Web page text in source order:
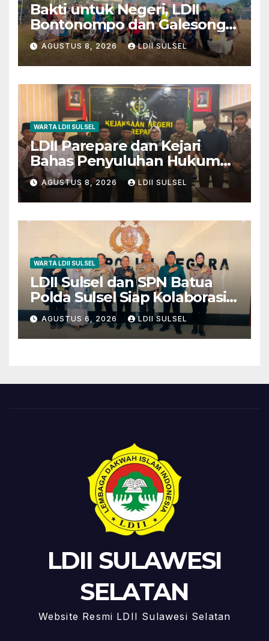
Bakti untuk Negeri, LDII
Bontonompo dan Galesong
Kerja Bakti Bersama di
Lapangan Barembeng
AGUSTUS 8, 2026 LDII SULSEL
WARTA LDII SULSEL
LDII Parepare dan Kejari
Bahas Penyuluhan Hukum
untuk Warga dan Masyarakat
AGUSTUS 8, 2026 LDII SULSEL
WARTA LDII SULSEL
LDII Sulsel dan SPN Batua
Polda Sulsel Siap Kolaborasi
Bakti Sosial Sambut HUT RI
ke-81
AGUSTUS 6, 2026 LDII SULSEL
LDII SULAWESI
SELATAN
Website Resmi LDII Sulawesi Selatan